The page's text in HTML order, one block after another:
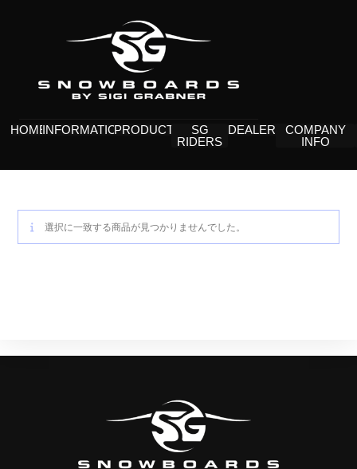
HOMEINFORMATIONPRODUCTS
SG
RIDERS
DEALERS
COMPANY
INFO
選択に一致する商品が見つかりませんでした。